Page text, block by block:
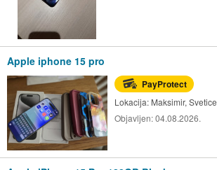
Apple iphone 15 pro
PayProtect
Lokacija: Maksimir, Svetice
Objavljen:04.08.2026.